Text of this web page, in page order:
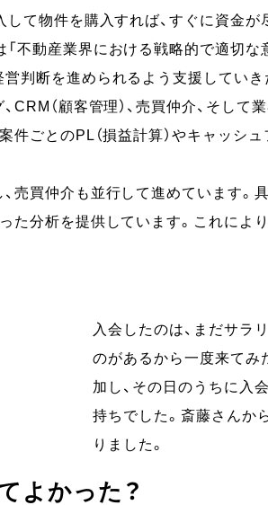
て物件を購入すれば、すぐに資金
不動産業界における戦略的で適切
判断を進められるよう支援していき
（顧客管理）、売買仲介、そし
件ごとのPL（損益計算）やキャッ
売買仲介も並行して進めています
た分析を提供しています。これによ
入会したのは、まだサラ
のがあるから一度来てみ
加し、その日のうちに入
持ちでした。斎藤さんか
りました。
よかった？